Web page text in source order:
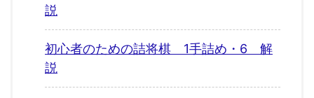
説
初心者のための詰将棋 1手詰め・6 解
説